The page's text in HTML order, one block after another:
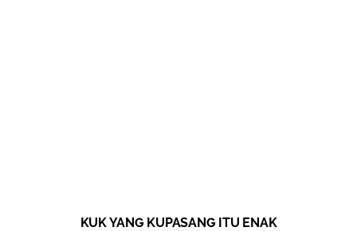
KUK YANG KUPASANG ITU ENAK